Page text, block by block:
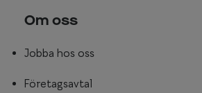
Om oss
Jobba hos oss
Företagsavtal